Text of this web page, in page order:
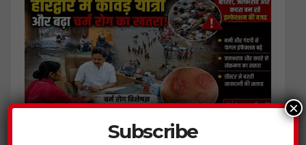
Subscribe
×